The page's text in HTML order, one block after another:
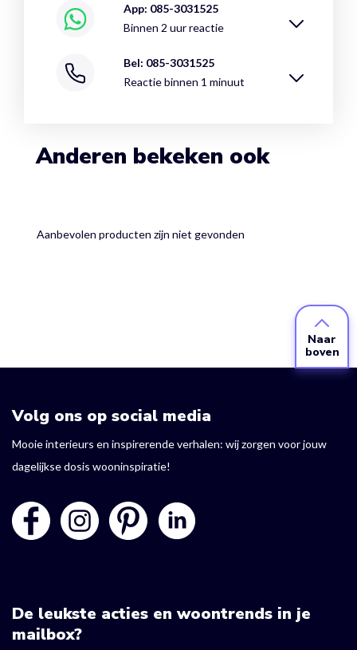
App: 085-3031525
Binnen 2 uur reactie
Bel: 085-3031525
Reactie binnen 1 minuut
Anderen bekeken ook
Aanbevolen producten zijn niet gevonden
Naar
boven
Volg ons op social media
Mooie interieurs en inspirerende verhalen: wij zorgen voor jouw
dagelijkse dosis wooninspiratie!
De leukste acties en woontrends in je
mailbox?